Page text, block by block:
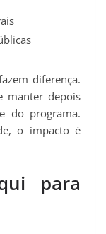
diferença.
manter depois
do programa.
o impacto é
para